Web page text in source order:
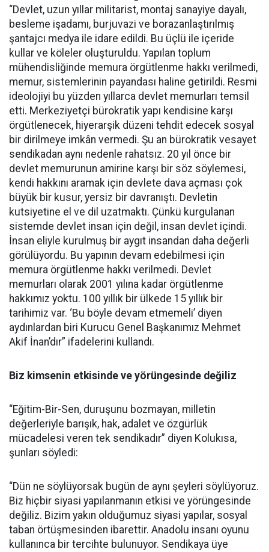
“Devlet, uzun yıllar militarist, montaj sanayiye dayalı,
besleme işadamı, burjuvazi ve borazanlaştırılmış
şantajcı medya ile idare edildi. Bu üçlü ile içeride
kullar ve köleler oluşturuldu. Yapılan toplum
mühendisliğinde memura örgütlenme hakkı verilmedi,
memur, sistemlerinin payandası haline getirildi. Resmi
ideolojiyi bu yüzden yıllarca devlet memurları temsil
etti. Merkeziyetçi bürokratik yapı kendisine karşı
örgütlenecek, hiyerarşik düzeni tehdit edecek sosyal
bir dirilmeye imkân vermedi. Şu an bürokratik vesayet
sendikadan aynı nedenle rahatsız. 20 yıl önce bir
devlet memurunun amirine karşı bir söz söylemesi,
kendi hakkını aramak için devlete dava açması çok
büyük bir kusur, yersiz bir davranıştı. Devletin
kutsiyetine el ve dil uzatmaktı. Çünkü kurgulanan
sistemde devlet insan için değil, insan devlet içindi.
İnsan eliyle kurulmuş bir aygıt insandan daha değerli
görülüyordu. Bu yapının devam edebilmesi için
memura örgütlenme hakkı verilmedi. Devlet
memurları olarak 2001 yılına kadar örgütlenme
hakkımız yoktu. 100 yıllık bir ülkede 15 yıllık bir
tarihimiz var. ‘Bu böyle devam etmemeli’ diyen
aydınlardan biri Kurucu Genel Başkanımız Mehmet
Akif İnan’dır” ifadelerini kullandı.
Biz kimsenin etkisinde ve yörüngesinde değiliz
“Eğitim-Bir-Sen, duruşunu bozmayan, milletin
değerleriyle barışık, hak, adalet ve özgürlük
mücadelesi veren tek sendikadır” diyen Kolukısa,
şunları söyledi:
“Dün ne söylüyorsak bugün de aynı şeyleri söylüyoruz.
Biz hiçbir siyasi yapılanmanın etkisi ve yörüngesinde
değiliz. Bizim yakın olduğumuz siyasi yapılar, sosyal
taban örtüşmesinden ibarettir. Anadolu insanı oyunu
kullanınca bir tercihte bulunuyor. Sendikaya üye